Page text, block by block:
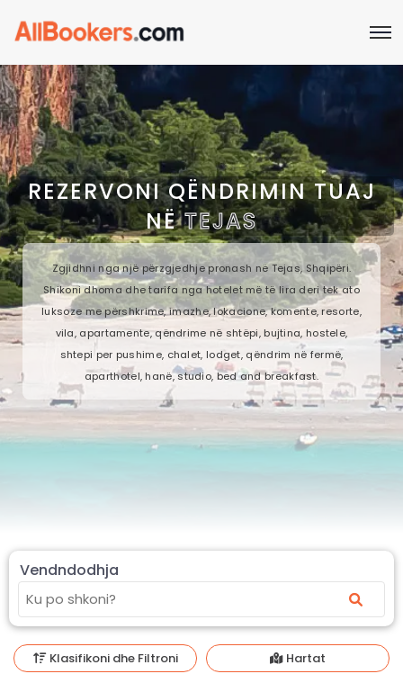
REZERVONI QËNDRIMIN TUAJ
NËTEJAS
Zgjidhni nga një përzgjedhje pronash në Tejas, Shqipëri.
Shikoni dhoma dhe tarifa nga hotelet më të lira deri tek ato
luksoze me përshkrime, imazhe, lokacione, komente, resorte,
vila, apartamente, qëndrime në shtëpi, bujtina, hostele,
shtepi per pushime, chalet, lodget, qëndrim në fermë,
aparthotel, hanë, studio, bed and breakfast.
Vendndodhja
Klasifikoni dhe Filtroni Hartat